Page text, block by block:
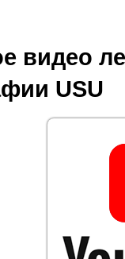
видео
USU